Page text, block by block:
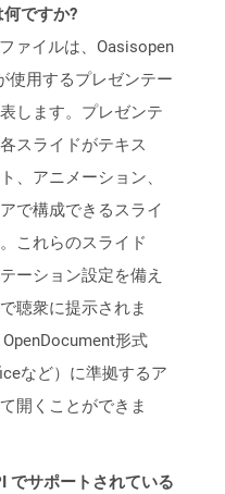
ですか?
ァイルは、Oasisopen
使用するプレゼンテー
します。プレゼンテ
スライドがテキス
、アニメーション、
で構成できるスライ
これらのスライド
ーション設定を備え
聴衆に提示されま
形式
など）に準拠するア
開くことができま
でサポートされている